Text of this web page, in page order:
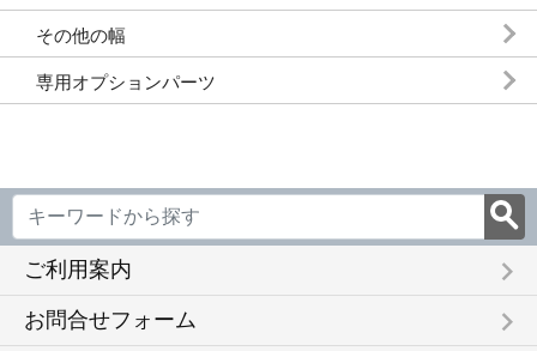
その他の幅
専用オプションパーツ
ご利用案内 keyboard_arrow_right
お問合せフォーム keyboard_arrow_right